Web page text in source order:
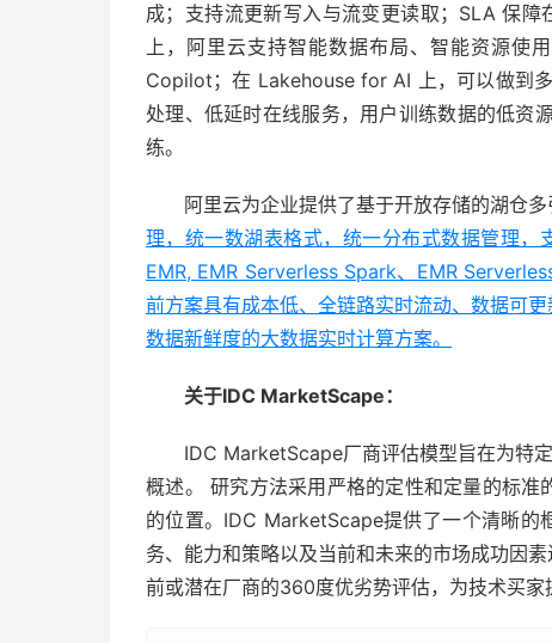
成；支持流更新写入与流变更读取；SLA 保
上，阿里云支持智能数据布局、智能资源使
Copilot；在 Lakehouse for AI 上，可以做到
处理、低延时在线服务，用户训练数据的低资
练。
阿里云为企业提供了基于开放存储的湖仓
理，统⼀数湖表格式，统⼀分布式数据管理
EMR, EMR Serverless Spark、EMR
前方案具有成本低、全链路实时流动、数据可
数据新鲜度的大数据实时计算方案。
关于IDC MarketScape：
IDC MarketScape厂商评估模型旨在为特
概述。 研究方法采用严格的定性和定量的标
的位置。IDC MarketScape提供了一个清晰的
务、能力和策略以及当前和未来的市场成功因
前或潜在厂商的360度优劣势评估，为技术买家